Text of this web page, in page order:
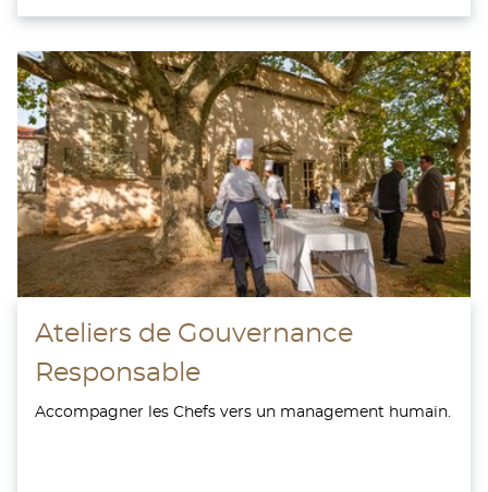
Ateliers de Gouvernance
Responsable
Accompagner les Chefs vers un management humain.